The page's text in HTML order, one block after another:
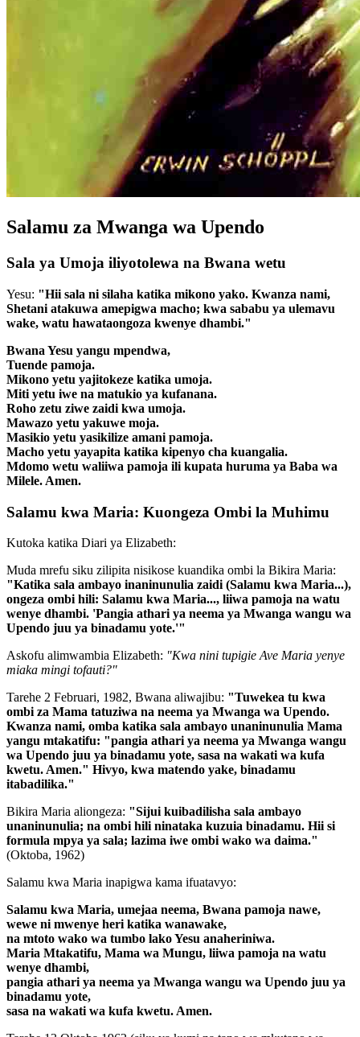
Salamu za Mwanga wa Upendo
Sala ya Umoja iliyotolewa na Bwana wetu
Yesu: "Hii sala ni silaha katika mikono yako. Kwanza nami,
Shetani atakuwa amepigwa macho; kwa sababu ya ulemavu
wake, watu hawataongoza kwenye dhambi."
Bwana Yesu yangu mpendwa,
Tuende pamoja.
Mikono yetu yajitokeze katika umoja.
Miti yetu iwe na matukio ya kufanana.
Roho zetu ziwe zaidi kwa umoja.
Mawazo yetu yakuwe moja.
Masikio yetu yasikilize amani pamoja.
Macho yetu yayapita katika kipenyo cha kuangalia.
Mdomo wetu waliiwa pamoja ili kupata huruma ya Baba wa
Milele. Amen.
Salamu kwa Maria: Kuongeza Ombi la Muhimu
Kutoka katika Diari ya Elizabeth:
Muda mrefu siku zilipita nisikose kuandika ombi la Bikira Maria:
"Katika sala ambayo inaninunulia zaidi (Salamu kwa Maria...),
ongeza ombi hili: Salamu kwa Maria..., liiwa pamoja na watu
wenye dhambi. 'Pangia athari ya neema ya Mwanga wangu wa
Upendo juu ya binadamu yote.'"
Askofu alimwambia Elizabeth: "Kwa nini tupigie Ave Maria yenye
miaka mingi tofauti?"
Tarehe 2 Februari, 1982, Bwana aliwajibu: "Tuwekea tu kwa
ombi za Mama tatuziwa na neema ya Mwanga wa Upendo.
Kwanza nami, omba katika sala ambayo unaninunulia Mama
yangu mtakatifu: "pangia athari ya neema ya Mwanga wangu
wa Upendo juu ya binadamu yote, sasa na wakati wa kufa
kwetu. Amen." Hivyo, kwa matendo yake, binadamu
itabadilika."
Bikira Maria aliongeza: "Sijui kuibadilisha sala ambayo
unaninunulia; na ombi hili ninataka kuzuia binadamu. Hii si
formula mpya ya sala; lazima iwe ombi wako wa daima."
(Oktoba, 1962)
Salamu kwa Maria inapigwa kama ifuatavyo:
Salamu kwa Maria, umejaa neema, Bwana pamoja nawe,
wewe ni mwenye heri katika wanawake,
na mtoto wako wa tumbo lako Yesu anaheriniwa.
Maria Mtakatifu, Mama wa Mungu, liiwa pamoja na watu
wenye dhambi,
pangia athari ya neema ya Mwanga wangu wa Upendo juu ya
binadamu yote,
sasa na wakati wa kufa kwetu. Amen.